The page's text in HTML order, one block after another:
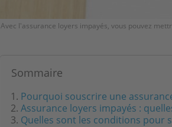
Avec l'assurance loyers impayés, vous pouvez
Sommaire
Pourquoi souscrire une
Assurance loyers impayés :
Quelles sont les conditions pour